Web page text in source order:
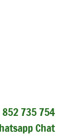
735 754
Chat